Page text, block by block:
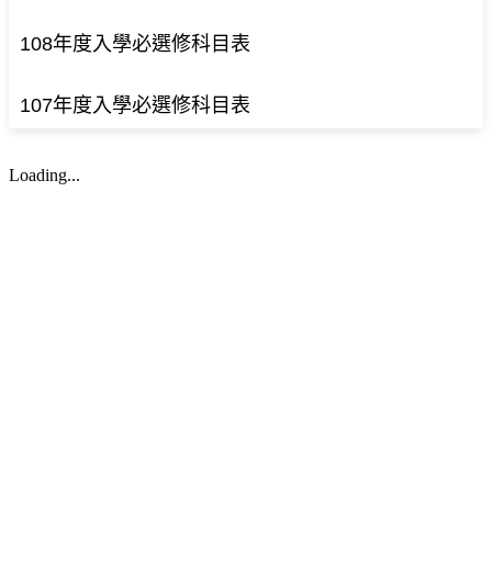
108年度入學必選修科目表
107年度入學必選修科目表
Loading...